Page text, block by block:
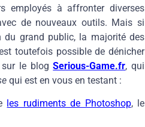
employés à affronter diverses
de nouveaux outils. Mais si
du grand public, la majorité des
toutefois possible de dénicher
sur le blogSerious-Game.fr, qui
qui est en vous en testant :
les rudiments de Photoshop, le